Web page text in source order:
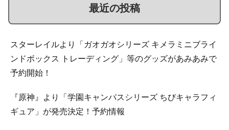
最近の投稿
スターレイルより「ガオガオシリーズ キメラミニブライ
ンドボックス トレーディング」等のグッズがあみあみで
予約開始！
『原神』より「学園キャンパスシリーズ ちびキャラフィ
ギュア」が発売決定！予約情報